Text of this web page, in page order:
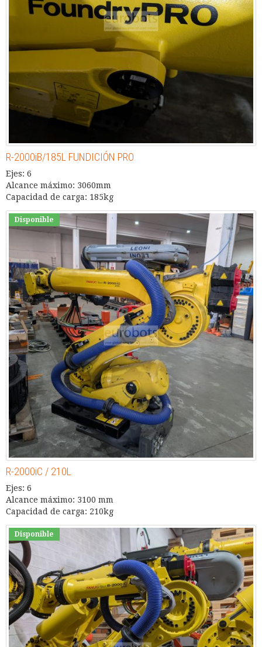
R-2000iB/185L FUNDICIÓN PRO
Ejes: 6
Alcance máximo: 3060mm
Capacidad de carga: 185kg
Disponible
R-2000iC / 210L
Ejes: 6
Alcance máximo: 3100 mm
Capacidad de carga: 210kg
Disponible